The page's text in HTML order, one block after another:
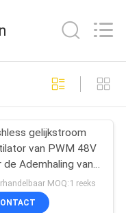
56
gelijkstroom
van PWM 48V
de Ademhaling van
Machine
MOQ:1 reeks